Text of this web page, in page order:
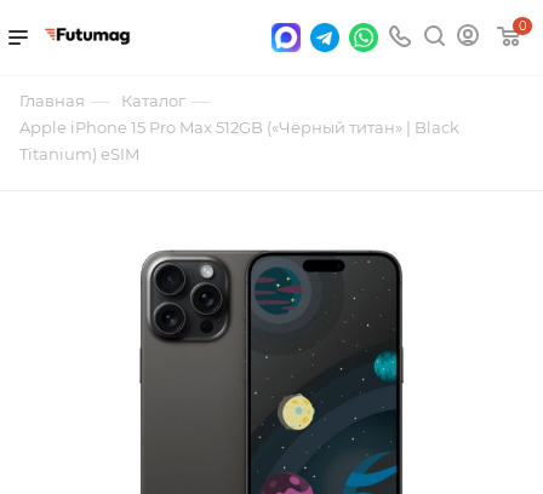
0
Главная — Каталог —
Apple iPhone 15 Pro Max 512GB («Чёрный титан» | Black
Titanium) eSIM